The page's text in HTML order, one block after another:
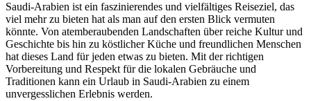
Saudi-Arabien ist ein faszinierendes und vielfältiges Reiseziel, das
viel mehr zu bieten hat als man auf den ersten Blick vermuten
könnte. Von atemberaubenden Landschaften über reiche Kultur und
Geschichte bis hin zu köstlicher Küche und freundlichen Menschen
hat dieses Land für jeden etwas zu bieten. Mit der richtigen
Vorbereitung und Respekt für die lokalen Gebräuche und
Traditionen kann ein Urlaub in Saudi-Arabien zu einem
unvergesslichen Erlebnis werden.